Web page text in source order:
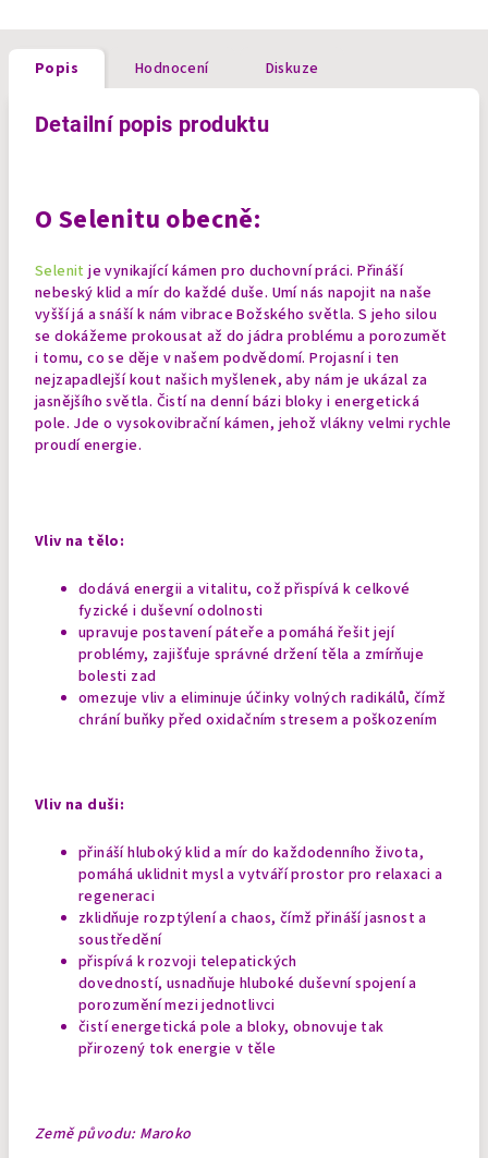
Popis Hodnocení Diskuze
Detailní popis produktu
O Selenitu obecně:
Selenitje vynikající kámen pro duchovní práci. Přináší
nebeský klid a mír do každé duše. Umí nás napojit na naše
vyšší já a snáší k nám vibrace Božského světla. S jeho silou
se dokážeme prokousat až do jádra problému a porozumět
i tomu, co se děje v našem podvědomí. Projasní i ten
nejzapadlejší kout našich myšlenek, aby nám je ukázal za
jasnějšího světla. Čistí na denní bázi bloky i energetická
pole. Jde o vysokovibrační kámen, jehož vlákny velmi rychle
proudí energie.
Vliv na tělo:
dodává energii a vitalitu, což přispívá k celkové
fyzické i duševní odolnosti
upravuje postavení páteře a pomáhá řešit její
problémy, zajišťuje správné držení těla a zmírňuje
bolesti zad
omezuje vliv a eliminuje účinky volných radikálů, čímž
chrání buňky před oxidačním stresem a poškozením
Vliv na duši:
přináší hluboký klid a mír do každodenního života,
pomáhá uklidnit mysl a vytváří prostor pro relaxaci a
regeneraci
zklidňuje rozptýlení a chaos, čímž přináší jasnost a
soustředění
přispívá k rozvoji telepatických
dovedností, usnadňuje hluboké duševní spojení a
porozumění mezi jednotlivci
čistí energetická pole a bloky, obnovuje tak
přirozený tok energie v těle
Země původu: Maroko